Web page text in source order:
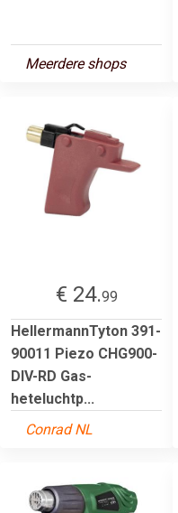
Meerdere shops
€ 24.99
HellermannTyton 391-
90011 Piezo CHG900-
DIV-RD Gas-
heteluchtp...
Conrad NL